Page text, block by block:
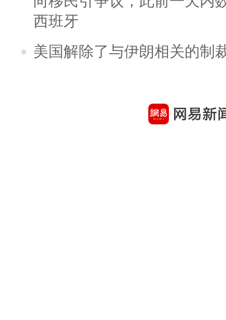
西班牙
美国解除了与伊朗相关的制